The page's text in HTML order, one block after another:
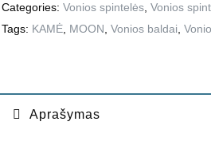
Categories: Vonios spintelės, Vonios
Tags: KAMĖ, MOON, Vonios baldai,
Aprašymas